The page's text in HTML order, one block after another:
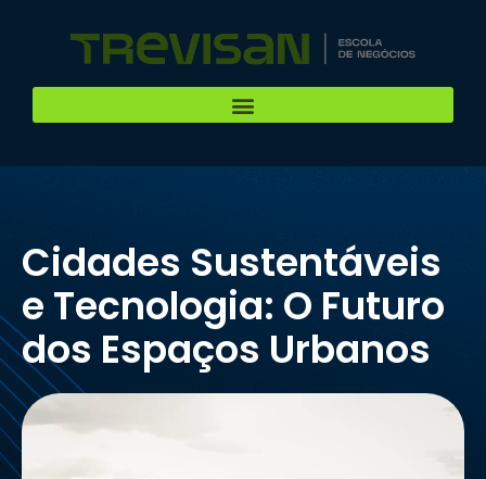
Cidades Sustentáveis
e Tecnologia: O Futuro
dos Espaços Urbanos